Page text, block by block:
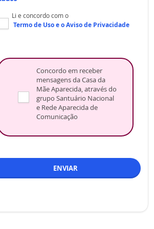
Li e concordo com o
Termo de Usoe oAviso de Privacidade
Concordo em receber
mensagens da Casa da
Mãe Aparecida, através do
grupo Santuário Nacional
e Rede Aparecida de
Comunicação
ENVIAR